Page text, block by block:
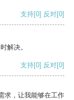
支持[0] 反对[0]
解决。
支持[0] 反对[0]
求，让我能够在工作